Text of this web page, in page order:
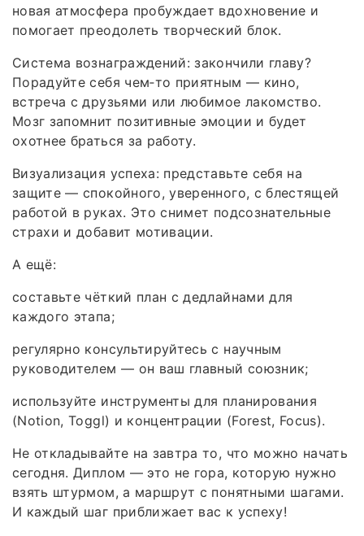
новая атмосфера пробуждает вдохновение и
помогает преодолеть творческий блок.
Система вознаграждений: закончили главу?
Порадуйте себя чем‑то приятным — кино,
встреча с друзьями или любимое лакомство.
Мозг запомнит позитивные эмоции и будет
охотнее браться за работу.
Визуализация успеха: представьте себя на
защите — спокойного, уверенного, с блестящей
работой в руках. Это снимет подсознательные
страхи и добавит мотивации.
А ещё:
составьте чёткий план с дедлайнами для
каждого этапа;
регулярно консультируйтесь с научным
руководителем — он ваш главный союзник;
используйте инструменты для планирования
(Notion, Toggl) и концентрации (Forest, Focus).
Не откладывайте на завтра то, что можно начать
сегодня. Диплом — это не гора, которую нужно
взять штурмом, а маршрут с понятными шагами.
И каждый шаг приближает вас к успеху!